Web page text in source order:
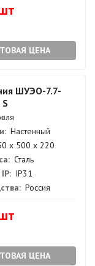
ЦЕНА
ШУЭО-7.7-
Настенный
х 500 х 220
Сталь
IP31
Россия
ЦЕНА